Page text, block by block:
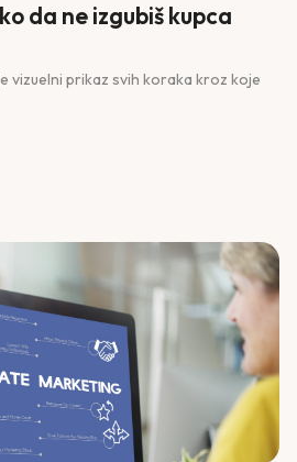
da ne izgubiš kupca
vizuelni prikaz svih koraka kroz koje